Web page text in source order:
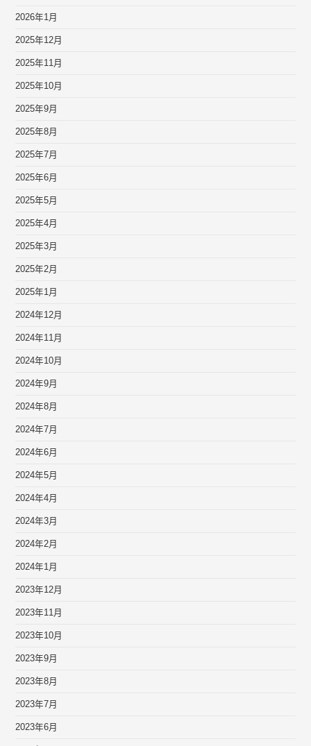
2026年1月
2025年12月
2025年11月
2025年10月
2025年9月
2025年8月
2025年7月
2025年6月
2025年5月
2025年4月
2025年3月
2025年2月
2025年1月
2024年12月
2024年11月
2024年10月
2024年9月
2024年8月
2024年7月
2024年6月
2024年5月
2024年4月
2024年3月
2024年2月
2024年1月
2023年12月
2023年11月
2023年10月
2023年9月
2023年8月
2023年7月
2023年6月